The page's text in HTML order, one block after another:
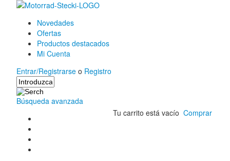
Novedades
Ofertas
Productos destacados
Mi Cuenta
Entrar/Registrarse o Registro
Búsqueda avanzada
Tu carrito está vacío Comprar